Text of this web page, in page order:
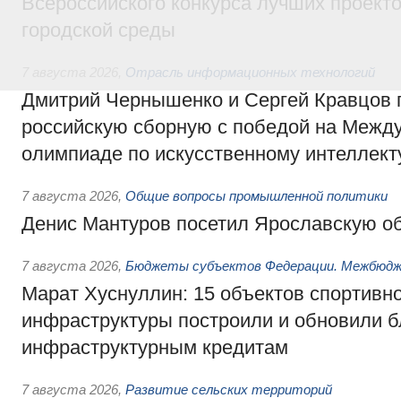
городской среды
Отрасль информационных технологий
Дмитрий Чернышенко и Сергей Кравцов
российскую сборную с победой на
олимпиаде по искусственному
7 августа 2026, Общие вопросы промышленной политики
Денис Мантуров посетил Ярославскую
7 августа 2026, Бюджеты субъектов Федерации.
Марат Хуснуллин: 15 объектов
инфраструктуры построили и обновили
инфраструктурным кредитам
7 августа 2026, Развитие сельских территорий